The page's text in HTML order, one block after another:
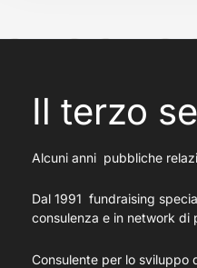
Il terzo
Alcuni anni pubbliche
Dal 1991 fundraising
consulenza e in network di
Consulente per lo sviluppo